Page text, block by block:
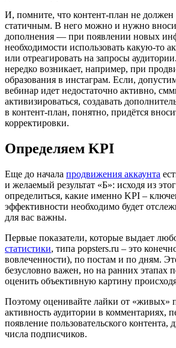
И, помните, что контент-план не
статичным. В него можно и нужно
дополнения — при появлении новых
необходимости использовать какую-то
или отреагировать на запросы
нередко возникает, например, при
образования в инстаграм. Если,
вебинар идет недостаточно активно,
активизироваться, создавать
в контент-план, понятно, придётся
корректировки.
Определяем KPI
Еще до начала продвижения аккаунта
и желаемый результат «Б»: исходя из
определиться, какие именно KPI –
эффективности необходимо будет
для вас важны.
Первые показатели, которые выдает
статистики, типа popsters.ru – это
вовлеченности), по постам и по дням.
безусловно важен, но на ранних этапах
оценить объективную картину
Поэтому оценивайте лайки от «живых»
активность аудитории в комментариях,
появление пользовательского контента,
числа подписчиков.